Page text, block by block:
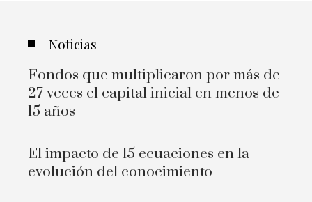
Noticias
Fondos que multiplicaron por más de
27 veces el capital inicial en menos de
15 años
El impacto de 15 ecuaciones en la
evolución del conocimiento